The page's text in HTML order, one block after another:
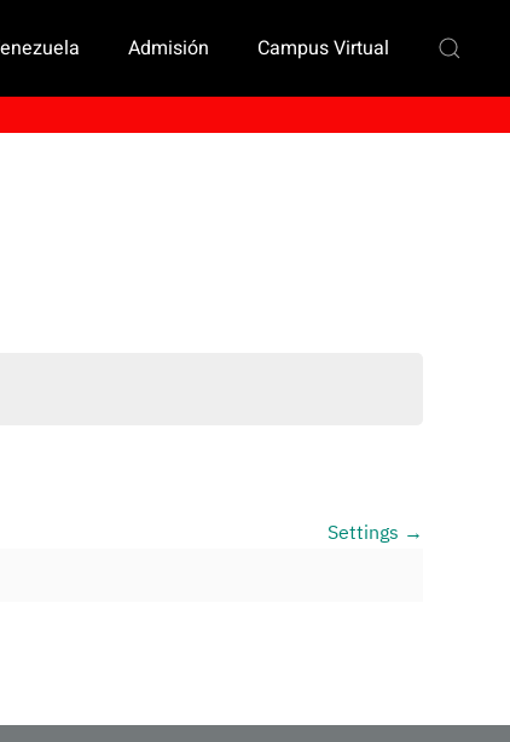
Admisión Campus Virtual
Settings